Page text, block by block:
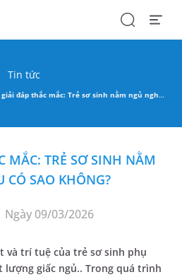
SearchOpen
Tin tức
đáp thắc mắc: Trẻ sơ sinh nằm ngủ nghiêng đầu có sao không?
MẮC: TRẺ SƠ SINH NẰM
CÓ SAO KHÔNG?
Ngày 09/03/2026
và trí tuệ của trẻ sơ sinh phụ
giấc ngủ.. Trong quá trình